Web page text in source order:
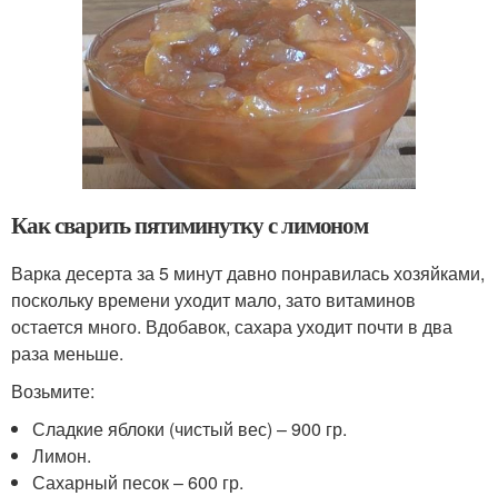
Как сварить пятиминутку с лимоном
Варка десерта за 5 минут давно понравилась хозяйками,
поскольку времени уходит мало, зато витаминов
остается много. Вдобавок, сахара уходит почти в два
раза меньше.
Возьмите:
Сладкие яблоки (чистый вес) – 900 гр.
Лимон.
Сахарный песок – 600 гр.